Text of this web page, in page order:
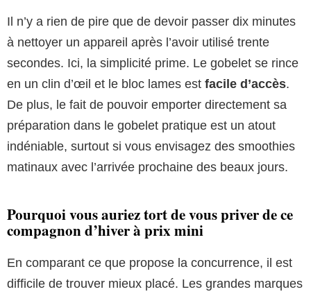
Il n’y a rien de pire que de devoir passer dix minutes
à nettoyer un appareil après l’avoir utilisé trente
secondes. Ici, la simplicité prime. Le gobelet se rince
en un clin d’œil et le bloc lames est facile d’accès.
De plus, le fait de pouvoir emporter directement sa
préparation dans le gobelet pratique est un atout
indéniable, surtout si vous envisagez des smoothies
matinaux avec l’arrivée prochaine des beaux jours.
Pourquoi vous auriez tort de vous priver de ce
compagnon d’hiver à prix mini
En comparant ce que propose la concurrence, il est
difficile de trouver mieux placé. Les grandes marques